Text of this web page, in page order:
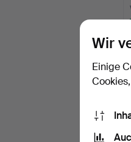
Wir
Einige